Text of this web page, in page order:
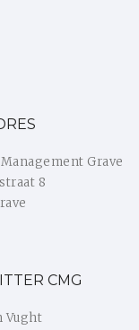
Grave
8
CMG
Vught